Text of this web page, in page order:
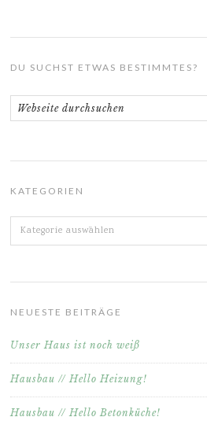
DU SUCHST ETWAS BESTIMMTES?
KATEGORIEN
Kategorien
NEUESTE BEITRÄGE
Unser Haus ist noch weiß
Hausbau // Hello Heizung!
Hausbau // Hello Betonküche!